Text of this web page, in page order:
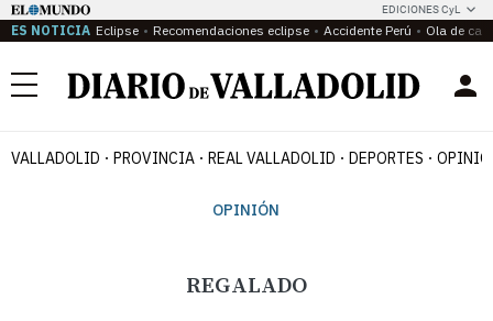
EDICIONES CyL
ES NOTICIA Eclipse Recomendaciones eclipse Accidente Perú Ola de
Menú
VALLADOLID PROVINCIA REAL VALLADOLID DEPORTES
OPINIÓN
REGALADO